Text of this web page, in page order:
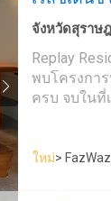
4171 เดิน
หมู่บ้านชาว
อำนวยควา
เทนนิส สระ
บริการพิเศ
คุณพร้อมเข้
ความสุขขอ
Replay
จังหวัดสุราษ
ไฟฟ้า
ห้อง
ระเบียง·เคเ
หน้าที่อำนวย
Replay
พบโครงกา
ครบ จบในที่
คอนโดมิเ
พักผ่อนของ
โด คุณสาม
ใหม่>